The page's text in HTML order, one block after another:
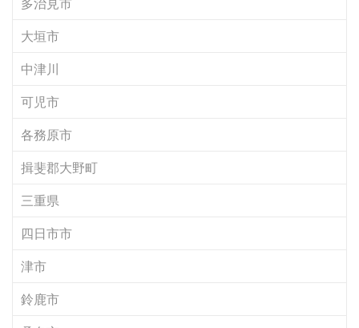
大垣市
中津川
可児市
各務原市
揖斐郡大野町
三重県
四日市市
津市
鈴鹿市